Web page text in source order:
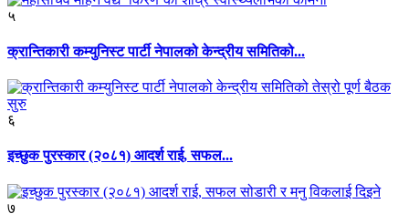
५
क्रान्तिकारी कम्युनिस्ट पार्टी नेपालको केन्द्रीय समितिको...
६
इच्छुक पुरस्कार (२०८१) आदर्श राई, सफल...
७